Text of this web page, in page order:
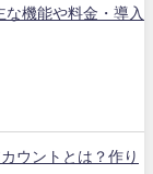
な機能や料金・導入
ウントとは？作り